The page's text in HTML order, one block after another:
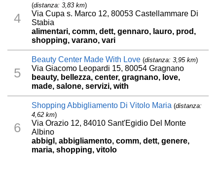
4
(distanza: 3,83 km)
Via Cupa s. Marco 12, 80053 Castellammare Di
Stabia
alimentari, comm, dett, gennaro, lauro, prod,
shopping, varano, vari
5
Beauty Center Made With Love (distanza: 3,95 km)
Via Giacomo Leopardi 15, 80054 Gragnano
beauty, bellezza, center, gragnano, love,
made, salone, servizi, with
6
Shopping Abbigliamento Di Vitolo Maria (distanza:
4,62 km)
Via Orazio 12, 84010 Sant'Egidio Del Monte
Albino
abbigl, abbigliamento, comm, dett, genere,
maria, shopping, vitolo